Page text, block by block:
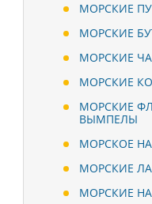
МОРСКИЕ
МОРСКИЕ
МОРСКИЕ
МОРСКИЕ
МОРСКИЕ
ВЫМПЕЛЫ
МОРСКОЕ
МОРСКИЕ
МОРСКИЕ